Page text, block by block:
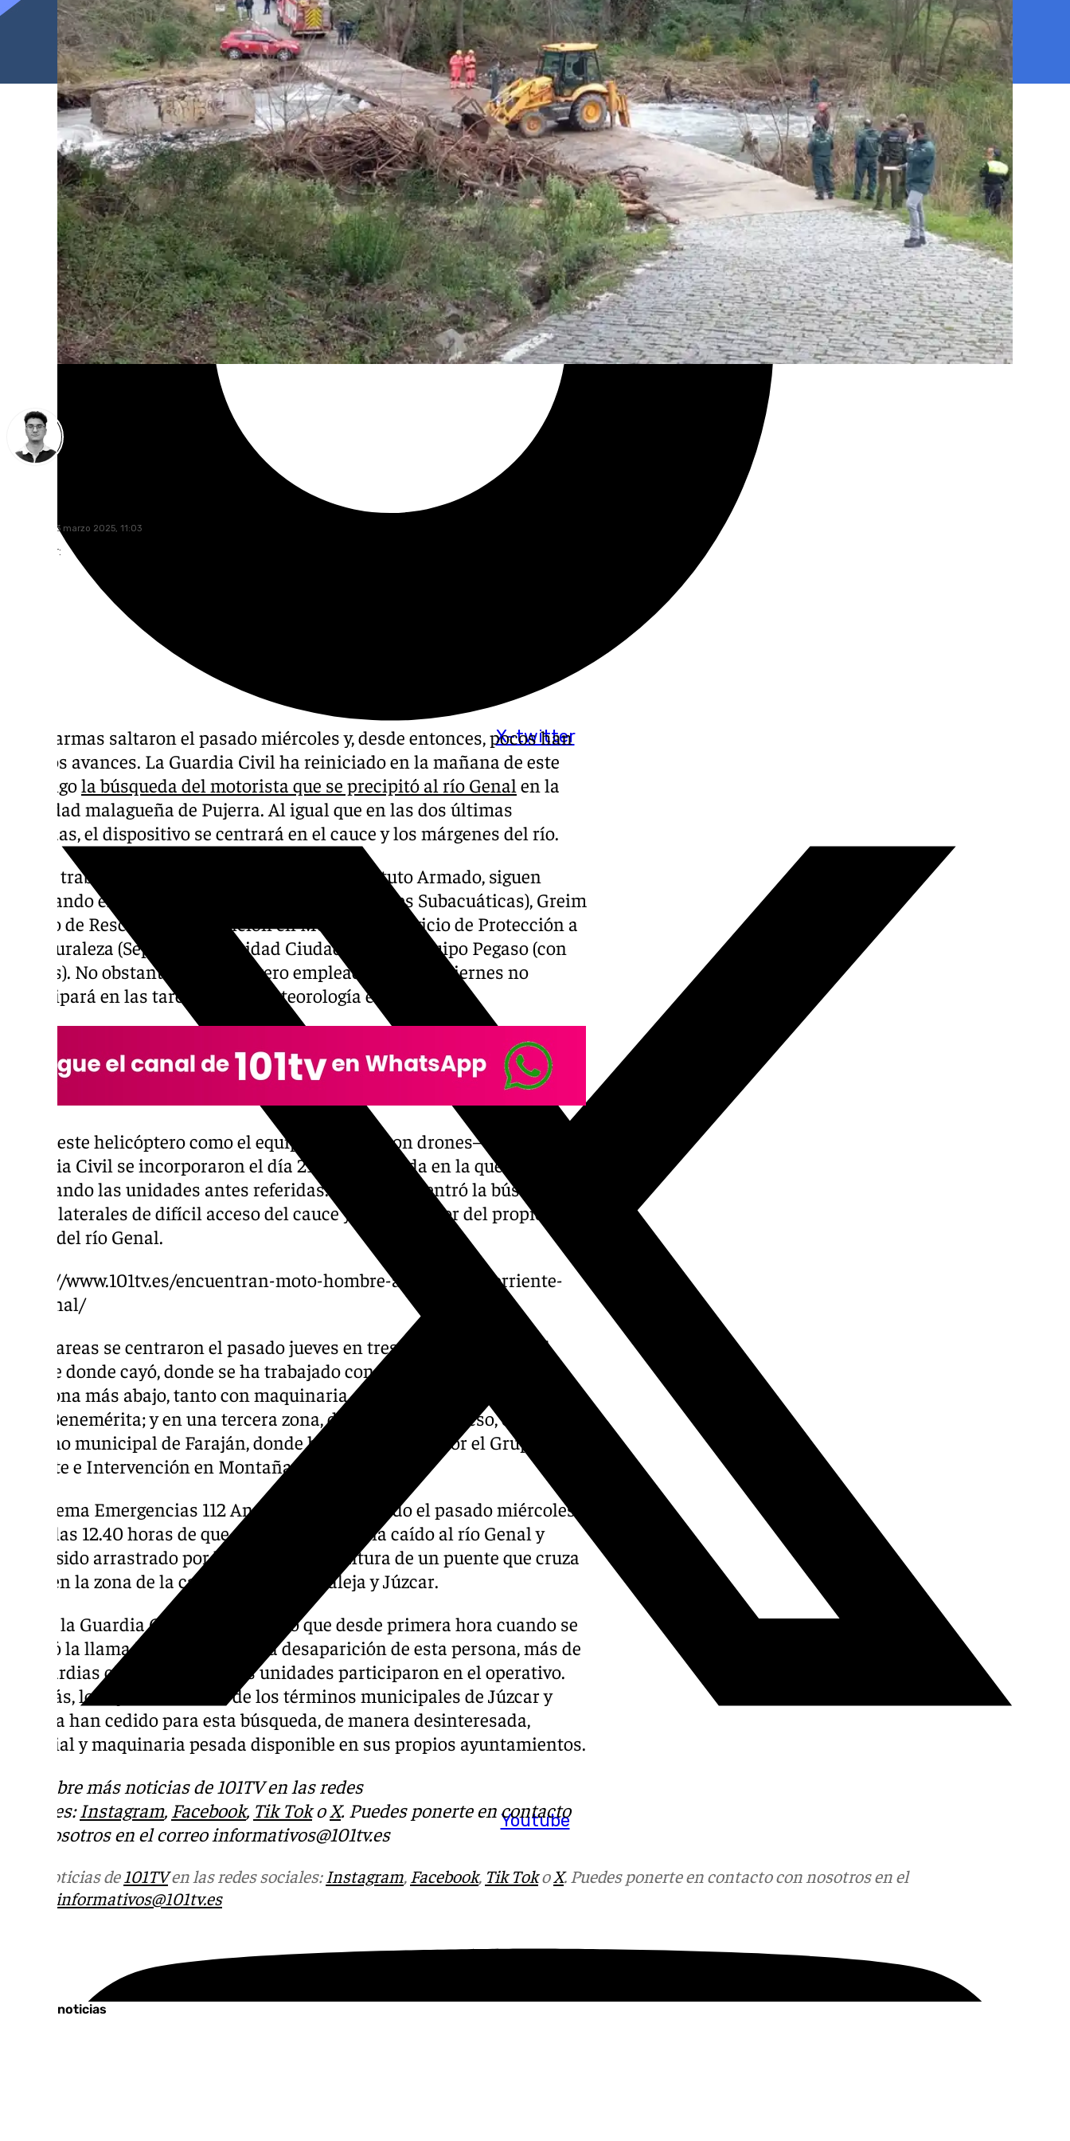
X-twitter
Youtube
domingo, 23 marzo 2025, 11:03
Compartir:
Las alarmas saltaron el pasado miércoles y, desde entonces, pocos han
sido los avances. La Guardia Civil ha reiniciado en la mañana de este
domingola búsqueda del motorista que se precipitó al río Genal en la
localidad malagueña de Pujerra. Al igual que en las dos últimas
jornadas, el dispositivo se centrará en el cauce y los márgenes del río.
En los trabajos, según confirman desde el Instituto Armado, siguen
trabajando el GEAS (Grupo Especial de Actividades Subacuáticas), Greim
(Grupo de Rescate e Intervención en Montaña); Servicio de Protección a
la Naturaleza (Seprona), Seguridad Ciudadana, y el Equipo Pegaso (con
drones). No obstante, el helicóptero empleado desde el viernes no
participará en las tareas por la meteorología en el lugar.
Tanto este helicóptero como el equipo Pegaso –con drones– de la
Guardia Civil se incorporaron el día 21 a la búsqueda en la que ya venían
trabajando las unidades antes referidas. Ese día se centró la búsqueda
en los laterales de difícil acceso del cauce y en el interior del propio
cauce del río Genal.
https://www.101tv.es/encuentran-moto-hombre-arrastrado-corriente-
rio-genal/
Y las tareas se centraron el pasado jueves en tres zonas del río: en el
puente donde cayó, donde se ha trabajado con maquinaria pesada; en
otra zona más abajo, tanto con maquinaria como con agentes del GEAS
de la Benemérita; y en una tercera zona, de muy difícil acceso, en el
término municipal de Faraján, donde ha sido buscado por el Grupo de
Rescate e Intervención en Montaña.
El sistema Emergencias 112 Andalucía fue alertado el pasado miércoles
sobre las 12.40 horas de que un motorista había caído al río Genal y
había sido arrastrado por la corriente a la altura de un puente que cruza
el río en la zona de la carretera entre Igualeja y Júzcar.
Desde la Guardia Civil han señalado que desde primera hora cuando se
recibió la llamada, alertando de la desaparición de esta persona, más de
30 guardias civiles de distintas unidades participaron en el operativo.
Además, los ayuntamientos de los términos municipales de Júzcar y
Pujerra han cedido para esta búsqueda, de manera desinteresada,
material y maquinaria pesada disponible en sus propios ayuntamientos.
Descubre más noticias de 101TV en las redes
sociales: Instagram, Facebook, Tik Toko X. Puedes ponerte en contacto
con nosotros en el correo informativos@101tv.es
Más noticias de 101TVen las redes sociales: Instagram, Facebook, Tik TokoX. Puedes ponerte en contacto con nosotros en el
informativos@101tv.es
Últimas noticias